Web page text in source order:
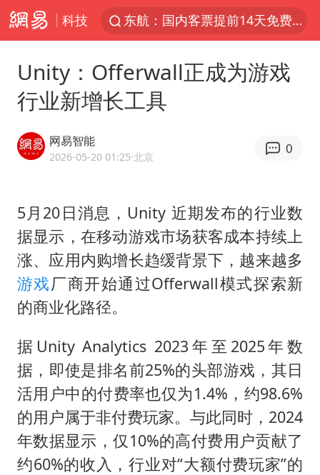
科技
东航：国内客票提前14天免费退改
向鹏0-3不敌张本智和
百花奖开幕式
广东雷州通报特教老师招聘违规事件
刘国正说向鹏打得很窝囊
我国外贸延续良好增长态势
陈幸同晋级WTT横滨冠军赛8强
国防部：中国军队坚决反制任何闹海挑衅图谋
两名乘客在飞机上因调节座椅起冲突
女儿为争财产堵门阻挠父亲出殡
今日立秋你咬秋了吗
夯实基础开新局
Unity：Offerwall正成为游戏
行业新增长工具
网易智能
2026-05-20 01:25·北京
0
5月20日消息，Unity 近期发布的行业数
据显示，在移动游戏市场获客成本持续上
涨、应用内购增长趋缓背景下，越来越多
游戏厂商开始通过Offerwall模式探索新
的商业化路径。
据Unity Analytics 2023年至2025年数
据，即使是排名前25%的头部游戏，其日
活用户中的付费率也仅为1.4%，约98.6%
的用户属于非付费玩家。与此同时，2024
年数据显示，仅10%的高付费用户贡献了
约60%的收入，行业对“大额付费玩家”的